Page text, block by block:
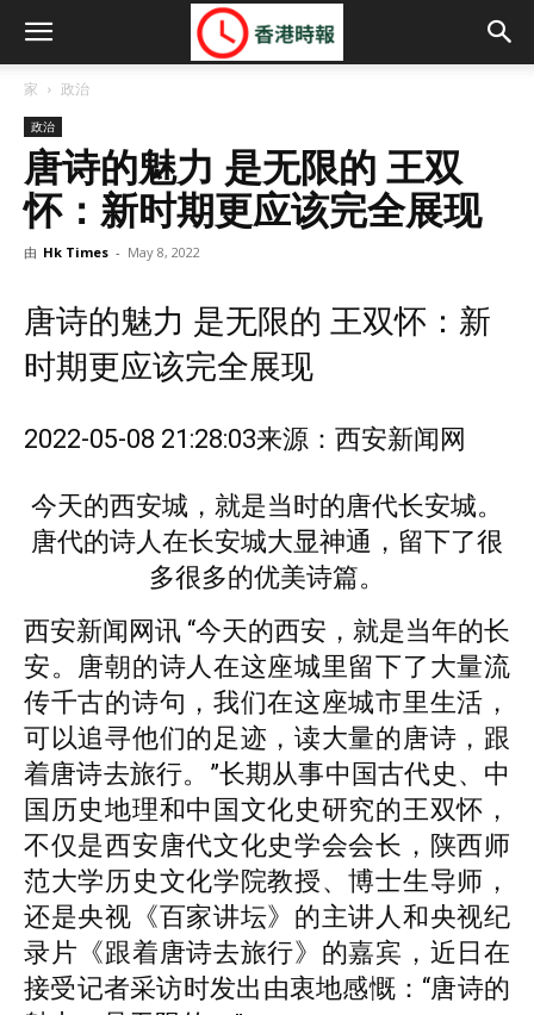
家 政治
政治
唐诗的魅力 是无限的 王双
怀：新时期更应该完全展现
由 Hk Times - May 8, 2022
唐诗的魅力 是无限的 王双怀：新
时期更应该完全展现
2022-05-08 21:28:03来源：西安新闻网
今天的西安城，就是当时的唐代长安城。
唐代的诗人在长安城大显神通，留下了很
多很多的优美诗篇。
西安新闻网讯 “今天的西安，就是当年的长
安。唐朝的诗人在这座城里留下了大量流
传千古的诗句，我们在这座城市里生活，
可以追寻他们的足迹，读大量的唐诗，跟
着唐诗去旅行。”长期从事中国古代史、中
国历史地理和中国文化史研究的王双怀，
不仅是西安唐代文化史学会会长，陕西师
范大学历史文化学院教授、博士生导师，
还是央视《百家讲坛》的主讲人和央视纪
录片《跟着唐诗去旅行》的嘉宾，近日在
接受记者采访时发出由衷地感慨：“唐诗的